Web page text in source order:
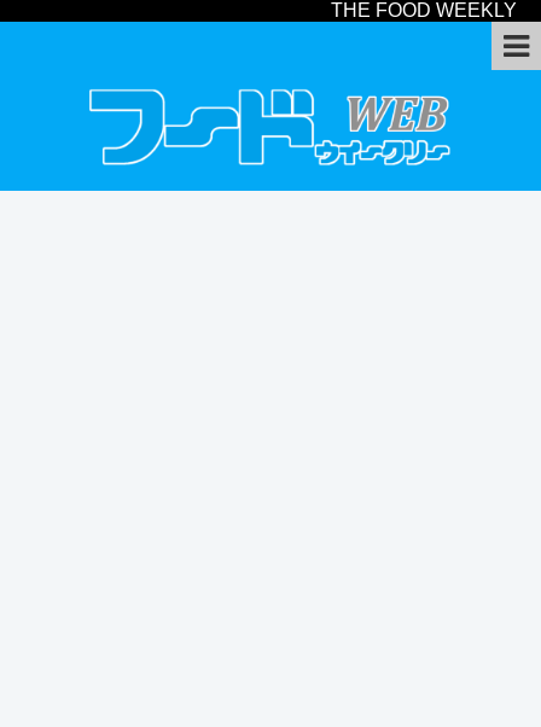
THE FOOD WEEKLY